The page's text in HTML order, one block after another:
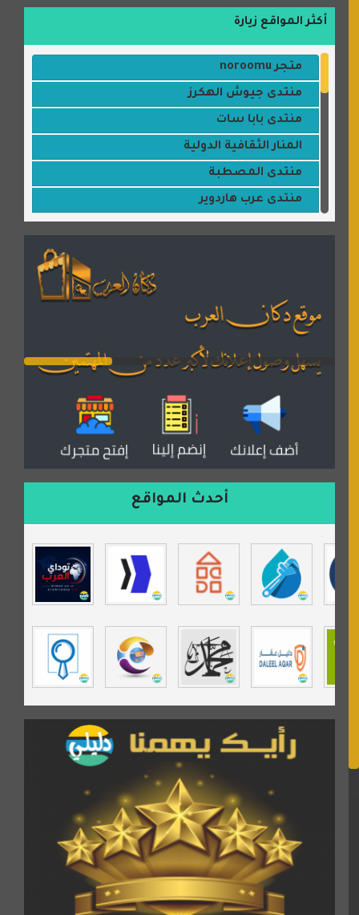
أكثر المواقع زيارة
متجر noroomu
منتدى جيوش الهكرز
منتدى بابا سات
المنار الثقافية الدولية
منتدى المصطبة
منتدى عرب هاردوير
القران للجميع
منتدى همسات روائية
المكتبة الصوتية للقران الكريم
منتدى عدلات
موقع مداد الإسلامي
ورشة زهرة لورا للحدادة
موقع حراج خدمة
تي في قران
موسوعة نور الرحمن
مندى غرام
مردة سوفت
السبيل
أحدث المواقع